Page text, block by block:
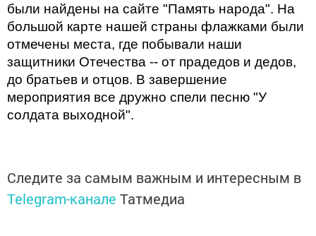
были найдены на сайте "Память народа". На
большой карте нашей страны флажками были
отмечены места, где побывали наши
защитники Отечества -- от прадедов и дедов,
до братьев и отцов. В завершение
мероприятия все дружно спели песню "У
солдата выходной".
Следите за самым важным и интересным в
Telegram-канале Татмедиа